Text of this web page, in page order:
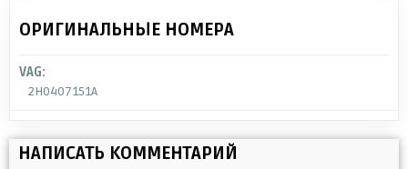
ОРИГИНАЛЬНЫЕ НОМЕРА
VAG:
2H0407151A
НАПИСАТЬ КОММЕНТАРИЙ